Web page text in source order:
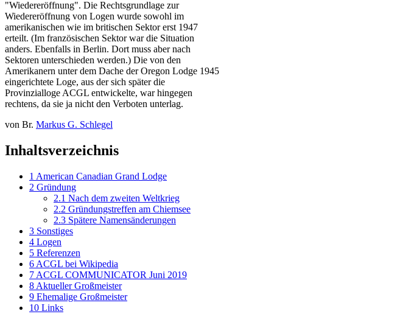
"Wiedereröffnung". Die Rechtsgrundlage zur
Wiedereröffnung von Logen wurde sowohl im
amerikanischen wie im britischen Sektor erst 1947
erteilt. (Im französischen Sektor war die Situation
anders. Ebenfalls in Berlin. Dort muss aber nach
Sektoren unterschieden werden.) Die von den
Amerikanern unter dem Dache der Oregon Lodge 1945
eingerichtete Loge, aus der sich später die
Provinzialloge ACGL entwickelte, war hingegen
rechtens, da sie ja nicht den Verboten unterlag.
von Br. Markus G. Schlegel
Inhaltsverzeichnis
1 American Canadian Grand Lodge
2 Gründung
2.1 Nach dem zweiten Weltkrieg
2.2 Gründungstreffen am Chiemsee
2.3 Spätere Namensänderungen
3 Sonstiges
4 Logen
5 Referenzen
6 ACGL bei Wikipedia
7 ACGL COMMUNICATOR Juni 2019
8 Aktueller Großmeister
9 Ehemalige Großmeister
10 Links